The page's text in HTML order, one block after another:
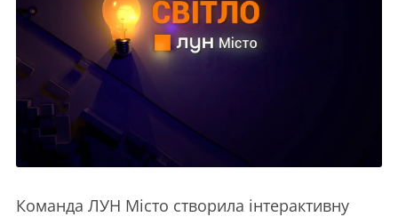
Команда ЛУН Місто створила інтерактивну